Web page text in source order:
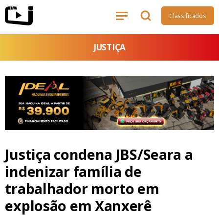
Classificados
JUSTIÇA
Justiça condena JBS/Seara a
indenizar família de
trabalhador morto em
explosão em Xanxerê